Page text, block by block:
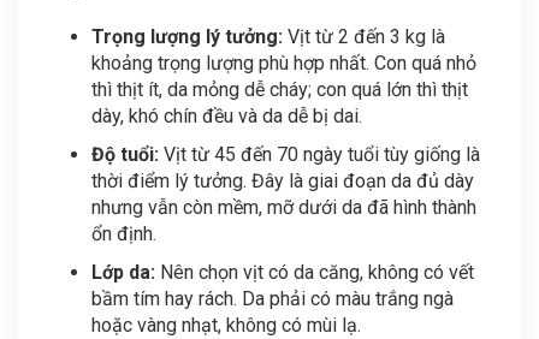
Trọng lượng lý tưởng:Vịt từ 2 đến 3 kg là
khoảng trọng lượng phù hợp nhất. Con quá nhỏ
thì thịt ít, da mỏng dễ cháy; con quá lớn thì thịt
dày, khó chín đều và da dễ bị dai.
Độ tuổi:Vịt từ 45 đến 70 ngày tuổi tùy giống là
thời điểm lý tưởng. Đây là giai đoạn da đủ dày
nhưng vẫn còn mềm, mỡ dưới da đã hình thành
ổn định.
Lớp da:Nên chọn vịt có da căng, không có vết
bầm tím hay rách. Da phải có màu trắng ngà
hoặc vàng nhạt, không có mùi lạ.